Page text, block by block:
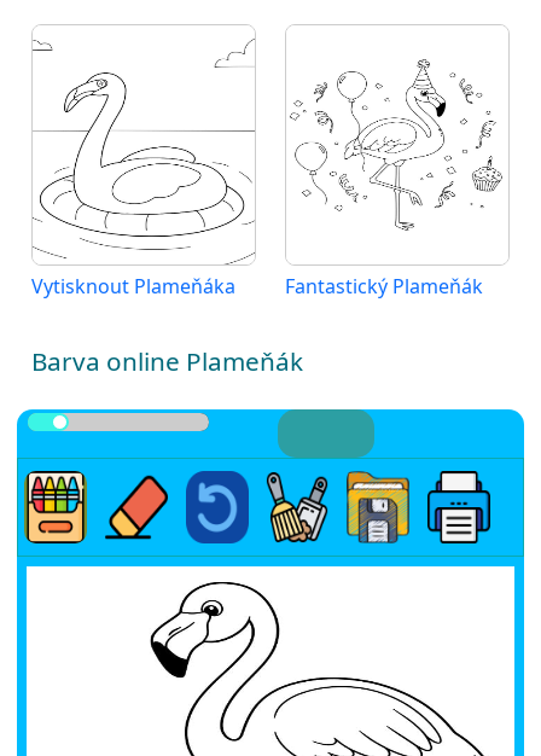
Vytisknout Plameňáka Fantastický Plameňák
Barva online Plameňák